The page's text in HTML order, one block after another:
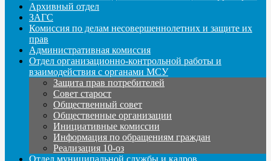
Архивный отдел
ЗАГС
Комиссия по делам несовершеннолетних и защите их
прав
Административная комиссия
Отдел организационно-контрольной работы и
взаимодействия с органами МСУ
Защита прав потребителей
Совет старост
Общественный совет
Общественные организации
Инициативные комиссии
Информация по обращениям граждан
Реализация 10-оз
Отдел муниципальной службы и кадров